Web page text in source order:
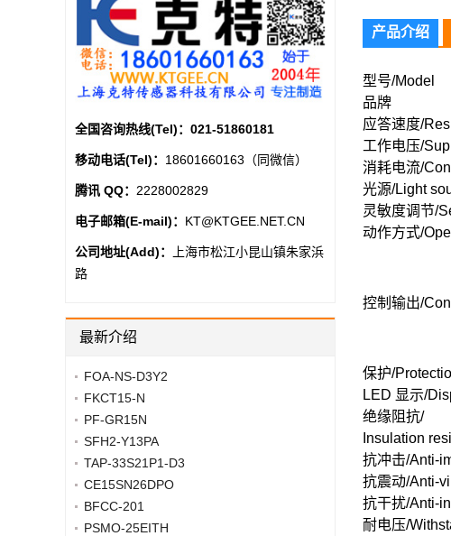
产品介绍
型号/Model
品牌
应答速度/
工作电压/
消耗电流/
光源/Light
灵敏度调节/
动作方式/
控制输出/
保护/
LED 显示/
绝缘阻抗/
Insulation
抗冲击/Anti-
抗震动/Anti-
抗干扰/Anti-
耐电压/
全国咨询热线(Tel)： 021-51860181
移动电话(Tel)： 18601660163（同微信）
腾讯 QQ： 2228002829
电子邮箱(E-mail)： KT@KTGEE.NET.CN
公司地址(Add)：
上海市松江小昆山镇朱家浜
路
最新介绍
FOA-NS-D3Y2
FKCT15-N
PF-GR15N
SFH2-Y13PA
TAP-33S21P1-D3
CE15SN26DPO
BFCC-201
PSMO-25EITH